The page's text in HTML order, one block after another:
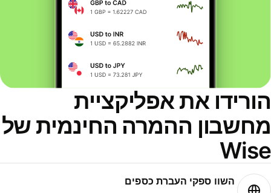
הורידו את אפליקציית
מחשבון ההמרה החינמית של
Wise
השוו ספקי העברת כספים